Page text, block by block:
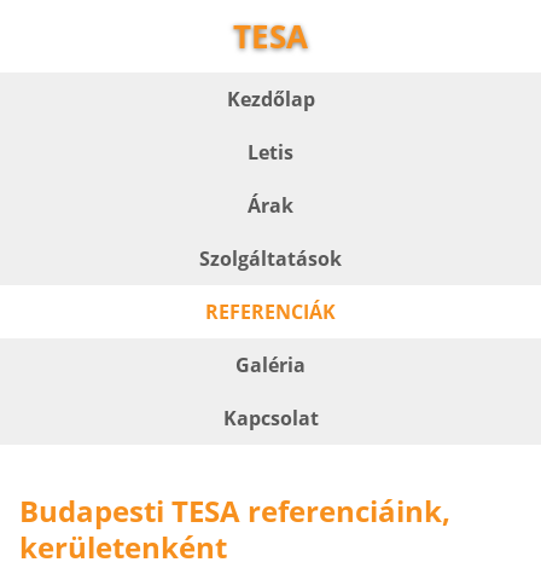
TESA
Kezdőlap
Letis
Árak
Szolgáltatások
REFERENCIÁK
Galéria
Kapcsolat
Budapesti TESA referenciáink,
kerületenként